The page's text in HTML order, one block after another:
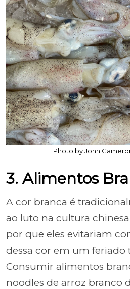
Photo by John
3. Alimentos
A cor branca é
ao luto na cultura
por que eles evitariam
dessa cor em um feriado
Consumir alimentos
noodles de arroz branco